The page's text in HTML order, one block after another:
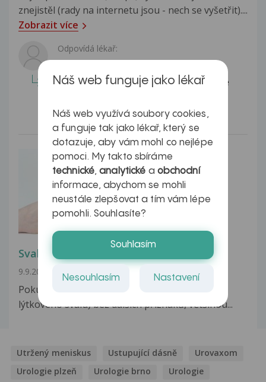
znejistěl (rady na internetu jsou - nech se vyšetřit)....
Zobrazit více
Odpovídá lékař:
pokud se dělá modřina, znamená to že
Celá odpověď
Svalové křeče
9.9.2011
Pokud se jedná o izolovanou křeč (nejčastěji
lýtkového svalu) bez dalších příznaků, většinou...
Utržený meniskus Ustupující dásně
Urovaxom
Urologie plzeň
Urologie brno
Urologie
Náš web funguje jako lékař
Náš web využívá soubory cookies,
a funguje tak jako lékař, který se
dotazuje, aby vám mohl co nejlépe
pomoci. My takto sbíráme
technické,analytické a obchodní
informace, abychom se mohli
neustále zlepšovat a tím vám lépe
pomohli. Souhlasíte?
Souhlasím
Nesouhlasím Nastavení